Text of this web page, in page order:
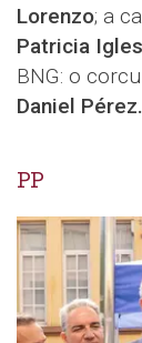
Lorenzo; a
Patricia
BNG: o
Daniel Pérez.
PP